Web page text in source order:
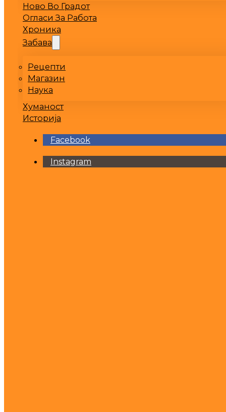
Ново Во Градот
Огласи За Работа
Хроника
Забава
Рецепти
Магазин
Наука
Хуманост
Историја
Facebook
Instagram